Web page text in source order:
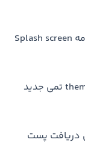
با فعال کردن این گزینه میتونید برای برنامه Splash screen
تم اصلی برنامه است که میتوانید از منو them تمی جدید
دریافت پست